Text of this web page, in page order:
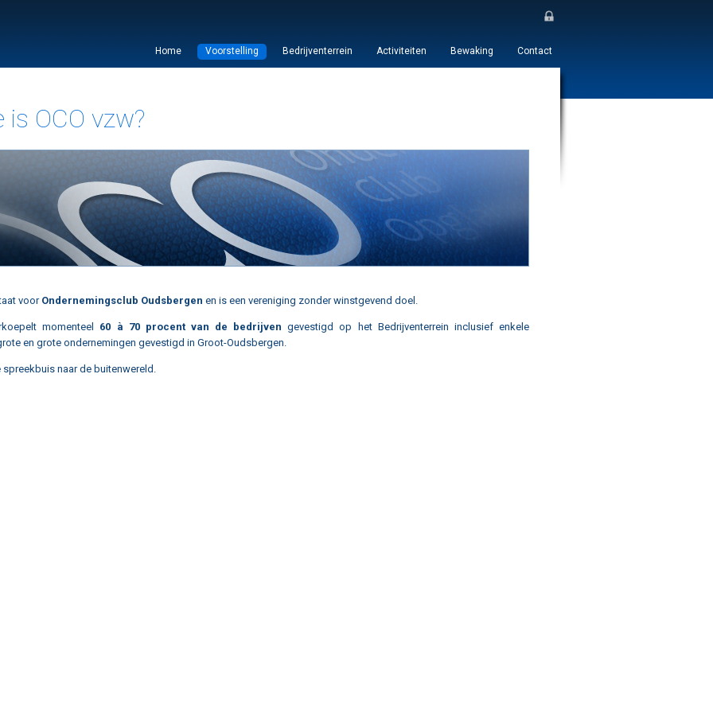
Contact
Bewaking
Activiteiten
Bedrijventerrein
Voorstelling
Home
is OCO vzw?
voor Ondernemingsclub Oudsbergen en is een vereniging zonder winstgevend doel.
momenteel 60 à 70 procent van de bedrijven gevestigd op het Bedrijventerrein inclusief enkele
en grote ondernemingen gevestigd in Groot-Oudsbergen.
spreekbuis naar de buitenwereld.